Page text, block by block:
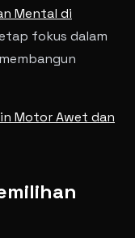
Mental di
fokus dalam
Motor Awet dan